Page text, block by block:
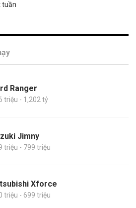
tuần
Ranger
triệu - 1,202 tỷ
Jimny
triệu - 799 triệu
Xforce
triệu - 699 triệu